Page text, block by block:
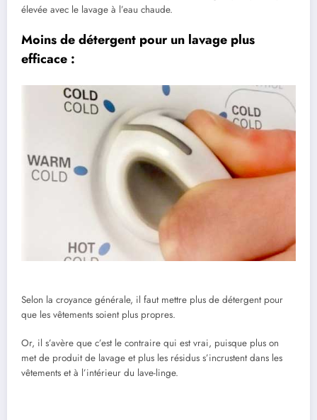
élevée avec le lavage à l’eau chaude.
Moins de détergent pour un lavage plus
efficace :
Selon la croyance générale, il faut mettre plus de détergent pour
que les vêtements soient plus propres.
Or, il s’avère que c’est le contraire qui est vrai, puisque plus on
met de produit de lavage et plus les résidus s’incrustent dans les
vêtements et à l’intérieur du lave-linge.